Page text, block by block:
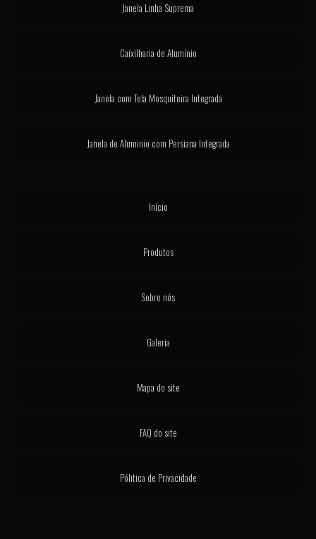
Janela Linha Suprema
Caixilharia de Alumínio
Janela com Tela Mosquiteira Integrada
Janela de Aluminio com Persiana Integrada
Início
Produtos
Sobre nós
Galeria
Mapa do site
FAQ do site
Pólitica de Privacidade